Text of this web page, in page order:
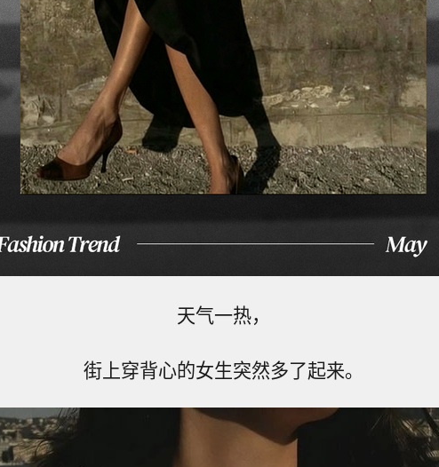
天气一热，
街上穿背心的女生突然多了起来。